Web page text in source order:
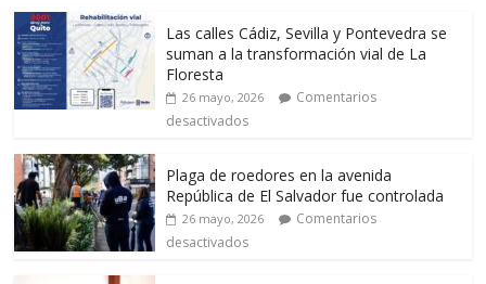
Las calles Cádiz, Sevilla y Pontevedra se
suman a la transformación vial de La
Floresta
26 mayo, 2026
Comentarios
desactivados
Plaga de roedores en la avenida
República de El Salvador fue controlada
26 mayo, 2026
Comentarios
desactivados